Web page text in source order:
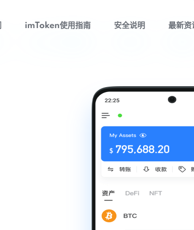
imToken使用指南 安全说明 最新资